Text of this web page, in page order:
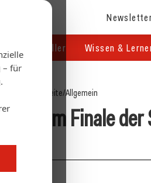
– für
& Hersteller Wissen &
Startseite/Allgemein
im Finale